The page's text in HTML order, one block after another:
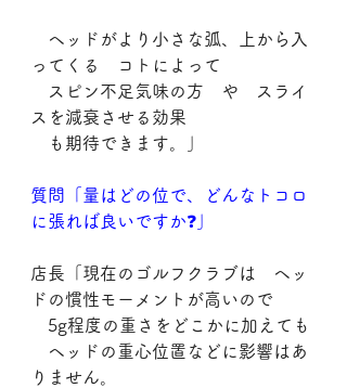
ヘッドがより小さな弧、上から入
ってくる　コトによって
スピン不足気味の方　や　スライ
スを減衰させる効果
も期待できます。」
質問「量はどの位で、どんなトコロ
に張れば良いですか❓」
店長「現在のゴルフクラブは　ヘッ
ドの慣性モーメントが高いので
5g程度の重さをどこかに加えても
ヘッドの重心位置などに影響はあ
りません。